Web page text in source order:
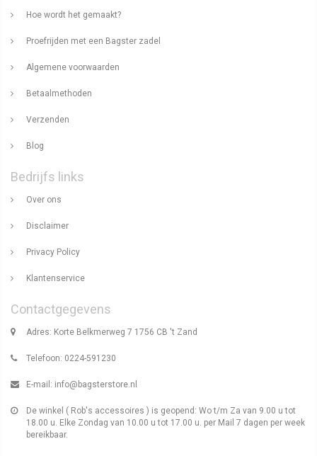
Hoe wordt het gemaakt?
Proefrijden met een Bagster zadel
Algemene voorwaarden
Betaalmethoden
Verzenden
Blog
Bedrijfs links
Over ons
Disclaimer
Privacy Policy
Klantenservice
Contactgegevens
Adres: Korte Belkmerweg 7 1756 CB 't Zand
Telefoon: 0224-591230
E-mail: info@bagsterstore.nl
De winkel ( Rob's accessoires ) is geopend: Wo t/m Za van 9.00 u tot
18.00 u. Elke Zondag van 10.00 u tot 17.00 u. per Mail 7 dagen per week
bereikbaar.